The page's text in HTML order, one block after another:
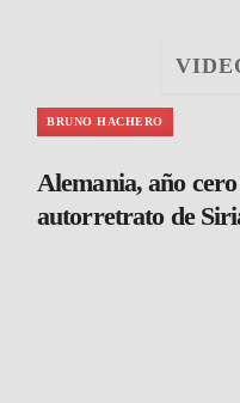
BRUNO HACHERO
Alemania, año
autorretrato de